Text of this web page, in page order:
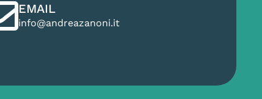
EMAIL
info@andreazanoni.it